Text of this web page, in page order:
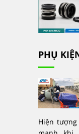
PHỤ
Hiện